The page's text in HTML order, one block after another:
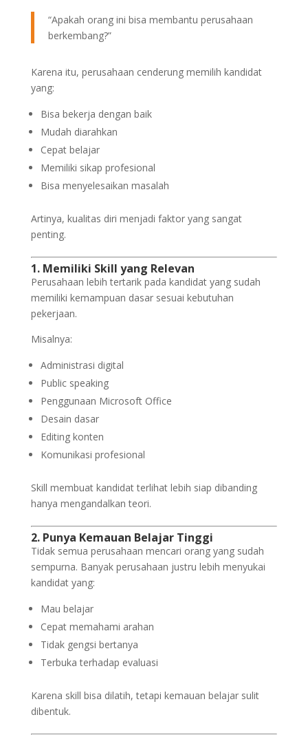
“Apakah orang ini bisa membantu perusahaan
berkembang?”
Karena itu, perusahaan cenderung memilih kandidat
yang:
Bisa bekerja dengan baik
Mudah diarahkan
Cepat belajar
Memiliki sikap profesional
Bisa menyelesaikan masalah
Artinya, kualitas diri menjadi faktor yang sangat
penting.
1. Memiliki Skill yang Relevan
Perusahaan lebih tertarik pada kandidat yang sudah
memiliki kemampuan dasar sesuai kebutuhan
pekerjaan.
Misalnya:
Administrasi digital
Public speaking
Penggunaan Microsoft Office
Desain dasar
Editing konten
Komunikasi profesional
Skill membuat kandidat terlihat lebih siap dibanding
hanya mengandalkan teori.
2. Punya Kemauan Belajar Tinggi
Tidak semua perusahaan mencari orang yang sudah
sempurna. Banyak perusahaan justru lebih menyukai
kandidat yang:
Mau belajar
Cepat memahami arahan
Tidak gengsi bertanya
Terbuka terhadap evaluasi
Karena skill bisa dilatih, tetapi kemauan belajar sulit
dibentuk.